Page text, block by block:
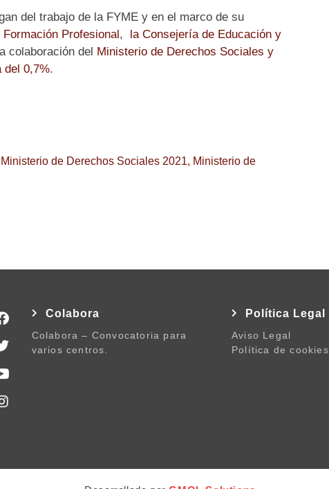
del trabajo de la FYME y en el marco de su
Profesional ,
la Consejería de Educación y
del Ministerio de Derechos Sociales y
del 0,7%.
Ministerio de Derechos Sociales 2021, Ministerio de
Colabora
Colabora – Convocatoria para
varios centros.
Política Legal
Aviso Legal
Política de cookies